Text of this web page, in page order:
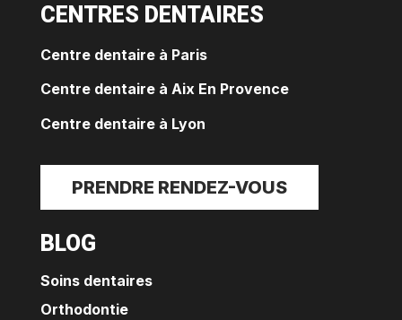
CENTRES DENTAIRES
Centre dentaire à Paris
Centre dentaire à Aix En Provence
Centre dentaire à Lyon
PRENDRE RENDEZ-VOUS
BLOG
Soins dentaires
Orthodontie